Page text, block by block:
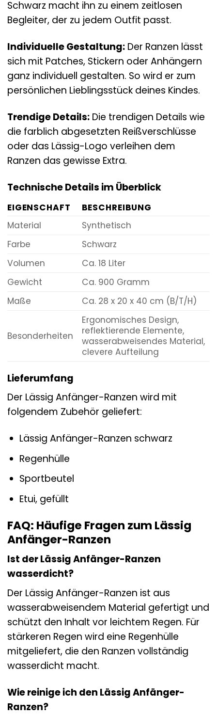
Schwarz macht ihn zu einem zeitlosen
Begleiter, der zu jedem Outfit passt.
Individuelle Gestaltung: Der Ranzen lässt
sich mit Patches, Stickern oder Anhängern
ganz individuell gestalten. So wird er zum
persönlichen Lieblingsstück deines Kindes.
Trendige Details: Die trendigen Details wie
die farblich abgesetzten Reißverschlüsse
oder das Lässig-Logo verleihen dem
Ranzen das gewisse Extra.
Technische Details im Überblick
EIGENSCHAFT
BESCHREIBUNG
Material
Synthetisch
Farbe
Schwarz
Volumen
Ca. 18 Liter
Gewicht
Ca. 900 Gramm
Maße
Ca. 28 x 20 x 40 cm (B/T/H)
Besonderheiten
Ergonomisches Design,
reflektierende Elemente,
wasserabweisendes Material,
clevere Aufteilung
Lieferumfang
Der Lässig Anfänger-Ranzen wird mit
folgendem Zubehör geliefert:
Lässig Anfänger-Ranzen schwarz
Regenhülle
Sportbeutel
Etui, gefüllt
FAQ: Häufige Fragen zum Lässig
Anfänger-Ranzen
Ist der Lässig Anfänger-Ranzen
wasserdicht?
Der Lässig Anfänger-Ranzen ist aus
wasserabweisendem Material gefertigt und
schützt den Inhalt vor leichtem Regen. Für
stärkeren Regen wird eine Regenhülle
mitgeliefert, die den Ranzen vollständig
wasserdicht macht.
Wie reinige ich den Lässig Anfänger-
Ranzen?